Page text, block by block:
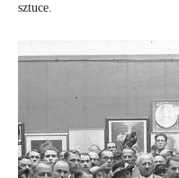
sztuce.